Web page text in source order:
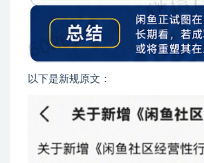
以下是新规原文：